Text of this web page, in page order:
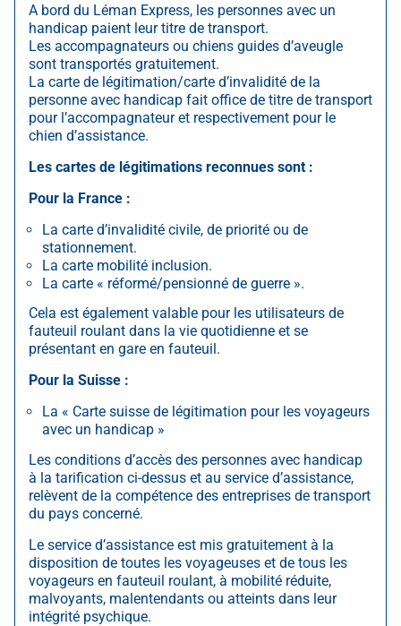
A bord du Léman Express, les personnes avec un
handicap paient leur titre de transport.
Les accompagnateurs ou chiens guides d’aveugle
sont transportés gratuitement.
La carte de légitimation/carte d’invalidité de la
personne avec handicap fait office de titre de transport
pour l’accompagnateur et respectivement pour le
chien d’assistance.
Les cartes de légitimations reconnues sont :
Pour la France :
La carte d’invalidité civile, de priorité ou de
stationnement.
La carte mobilité inclusion.
La carte « réformé/pensionné de guerre ».
Cela est également valable pour les utilisateurs de
fauteuil roulant dans la vie quotidienne et se
présentant en gare en fauteuil.
Pour la Suisse :
La « Carte suisse de légitimation pour les voyageurs
avec un handicap »
Les conditions d’accès des personnes avec handicap
à la tarification ci-dessus et au service d’assistance,
relèvent de la compétence des entreprises de transport
du pays concerné.
Le service d’assistance est mis gratuitement à la
disposition de toutes les voyageuses et de tous les
voyageurs en fauteuil roulant, à mobilité réduite,
malvoyants, malentendants ou atteints dans leur
intégrité psychique.